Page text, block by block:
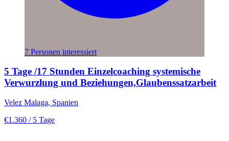
7 Personen interessiert
5 Tage /17 Stunden Einzelcoaching systemische
Verwurzlung und Beziehungen,Glaubenssatzarbeit
Velez Malaga, Spanien
€1.360 / 5 Tage